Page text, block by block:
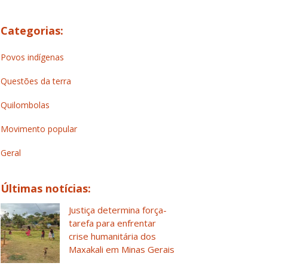
Categorias:
Povos indígenas
Questões da terra
Quilombolas
Movimento popular
Geral
Últimas notícias:
Justiça determina força-
tarefa para enfrentar
crise humanitária dos
Maxakali em Minas Gerais